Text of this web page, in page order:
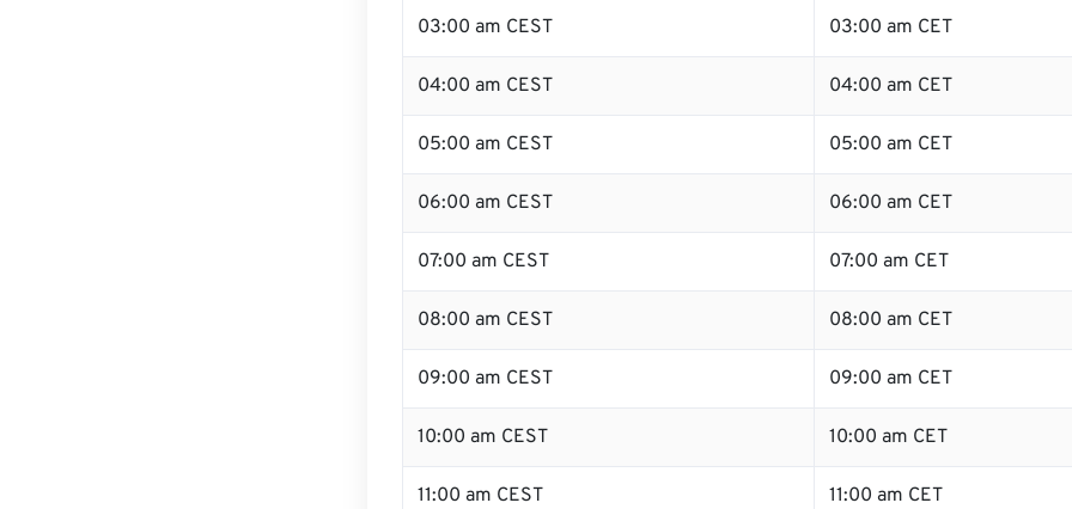
03:00 am CEST 03:00 am CET
04:00 am CEST 04:00 am CET
05:00 am CEST 05:00 am CET
06:00 am CEST 06:00 am CET
07:00 am CEST 07:00 am CET
08:00 am CEST 08:00 am CET
09:00 am CEST 09:00 am CET
10:00 am CEST 10:00 am CET
11:00 am CEST 11:00 am CET